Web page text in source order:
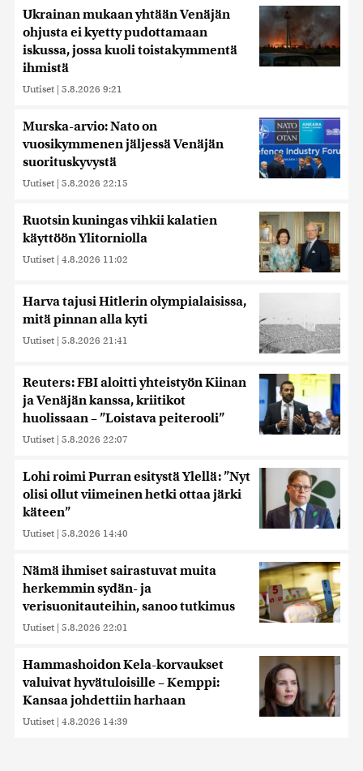
Ukrainan mukaan yhtään Venäjän
ohjusta ei kyetty pudottamaan
iskussa, jossa kuoli toistakymmentä
ihmistä
Uutiset | 5.8.2026 9:21
Murska-arvio: Nato on
vuosikymmenen jäljessä Venäjän
suorituskyvystä
Uutiset | 5.8.2026 22:15
Ruotsin kuningas vihkii kalatien
käyttöön Ylitorniolla
Uutiset | 4.8.2026 11:02
Harva tajusi Hitlerin olympialaisissa,
mitä pinnan alla kyti
Uutiset | 5.8.2026 21:41
Reuters: FBI aloitti yhteistyön Kiinan
ja Venäjän kanssa, kriitikot
huolissaan – ”Loistava peiterooli”
Uutiset | 5.8.2026 22:07
Lohi roimi Purran esitystä Ylellä: ”Nyt
olisi ollut viimeinen hetki ottaa järki
käteen”
Uutiset | 5.8.2026 14:40
Nämä ihmiset sairastuvat muita
herkemmin sydän- ja
verisuonitauteihin, sanoo tutkimus
Uutiset | 5.8.2026 22:01
Hammashoidon Kela-korvaukset
valuivat hyvätuloisille – Kemppi:
Kansaa johdettiin harhaan
Uutiset | 4.8.2026 14:39